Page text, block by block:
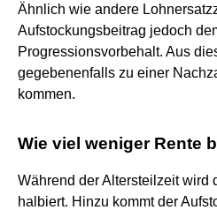
Ähnlich wie andere
Aufstockungsbeitrag jedoch
Progressionsvorbehalt. Aus
gegebenenfalls zu einer
kommen.
Wie viel weniger Rente
Während der Altersteilzeit wird
halbiert. Hinzu kommt der